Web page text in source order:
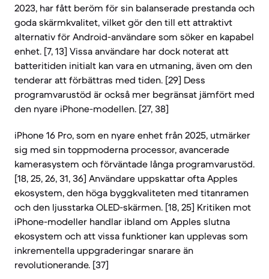
2023, har fått beröm för sin balanserade prestanda och
goda skärmkvalitet, vilket gör den till ett attraktivt
alternativ för Android-användare som söker en kapabel
enhet. [7, 13] Vissa användare har dock noterat att
batteritiden initialt kan vara en utmaning, även om den
tenderar att förbättras med tiden. [29] Dess
programvarustöd är också mer begränsat jämfört med
den nyare iPhone-modellen. [27, 38]
iPhone 16 Pro, som en nyare enhet från 2025, utmärker
sig med sin toppmoderna processor, avancerade
kamerasystem och förväntade långa programvarustöd.
[18, 25, 26, 31, 36] Användare uppskattar ofta Apples
ekosystem, den höga byggkvaliteten med titanramen
och den ljusstarka OLED-skärmen. [18, 25] Kritiken mot
iPhone-modeller handlar ibland om Apples slutna
ekosystem och att vissa funktioner kan upplevas som
inkrementella uppgraderingar snarare än
revolutionerande. [37]